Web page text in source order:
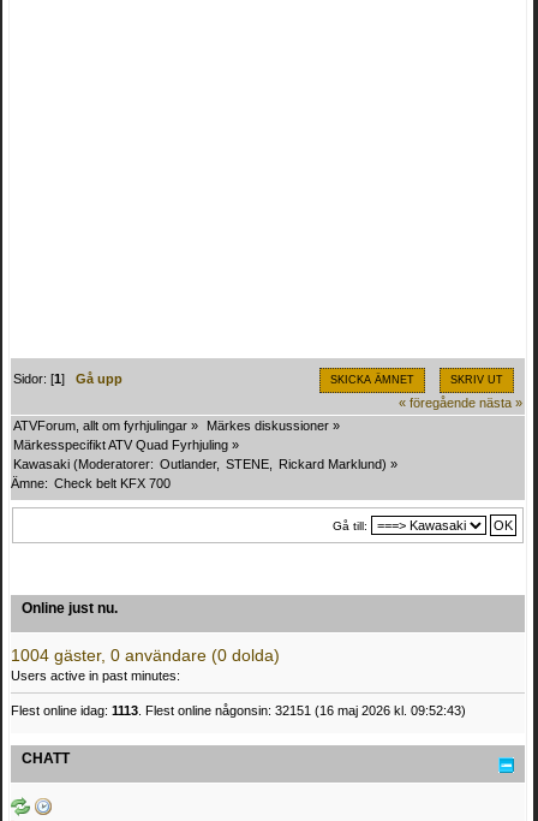
SKICKA ÄMNET SKRIV UT
Sidor: [1]Gå upp
« föregående nästa »
ATVForum, allt om fyrhjulingar » Märkes diskussioner »
Märkesspecifikt ATV Quad Fyrhjuling »
Kawasaki (Moderatorer: Outlander, STENE Rickard Marklund) »
Ämne: Check belt KFX 700
Gå till:
Online just nu.
1004 gäster, 0 användare (0 dolda)
Users active in past minutes:
Flest online idag: 1113 . Flest online någonsin: 32151 (16 maj 2026 kl. 09:52:43)
CHATT